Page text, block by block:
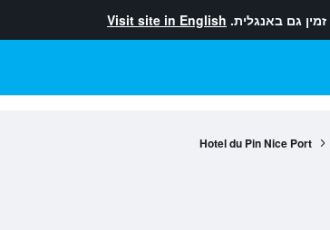
זמין גם באנגלית. Visit site in English
Hotel du Pin Nice Port